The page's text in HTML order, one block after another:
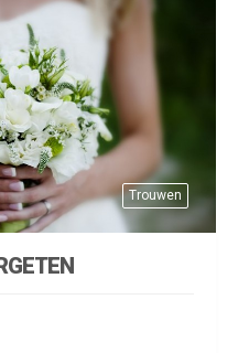
Trouwen